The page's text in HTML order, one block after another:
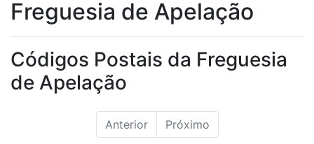
Freguesia de Apelação
Códigos Postais da Freguesia
de Apelação
Anterior Próximo